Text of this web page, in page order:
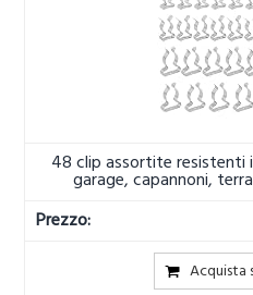
48 clip assortite resistenti
garage, capannoni,
Acquista